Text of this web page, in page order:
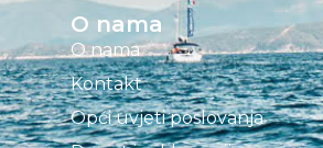
O nama
O nama
Kontakt
Opći uvjeti poslovanja